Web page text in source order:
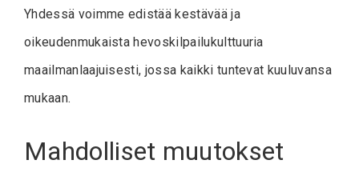
Yhdessä voimme edistää kestävää ja
oikeudenmukaista hevoskilpailukulttuuria
maailmanlaajuisesti, jossa kaikki tuntevat kuuluvansa
mukaan.
Mahdolliset muutokset